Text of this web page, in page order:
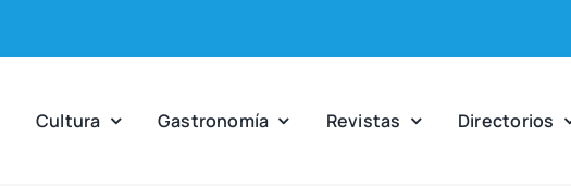
Cul­tu­ra Gas­tro­no­mía Revis­tas Direc­to­rios